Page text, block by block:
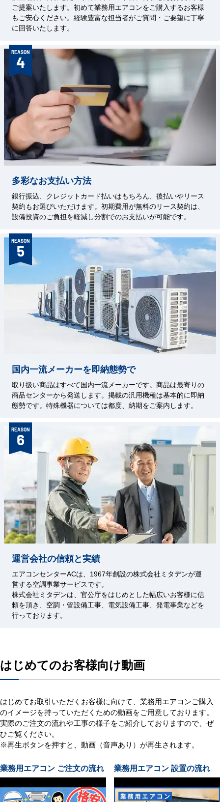
ご提案いたします。初めて業務用エアコンをご購入するお客様
もご安心ください。経験豊富な担当者がご質問・ご要望に丁寧
に回答いたします。
REASON
4
多彩なお支払い方法
銀行振込、クレジットカード払いはもちろん、後払いやリース
契約もお選びいただけます。初期費用が無料のリース契約は、
設備投資のご負担を軽減し分割でのお支払いが可能です。
REASON
5
国内一流メーカーを即納態勢で
取り扱い商品はすべて国内一流メーカーです。商品は最寄りの
商品センターから発送します。掲載の汎用機種は基本的に即納
態勢です。特殊機器については都度、納期をご案内します。
REASON
6
運営会社の信頼と実績
エアコンセンターACは、1967年創設の株式会社ミタデンが運
営する空調事業サービスです。
株式会社ミタデンは、官公庁をはじめとした幅広いお客様に信
頼を頂き、空調・管設備工事、電気設備工事、発電事業などを
行っております。
はじめてのお客様向け動画
はじめてお取引いただくお客様に向けて、業務用エアコンご購入
のイメージを持っていただくための動画をご用意しております。
実際のご注文の流れや工事の様子をご紹介しておりますので、ぜ
ひご覧ください。
※再生ボタンを押すと、動画（音声あり）が再生されます。
業務用エアコン ご注文の流れ 業務用エアコン 設置の流れ